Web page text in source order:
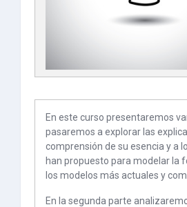
En este curso presentaremos
pasaremos a explorar las
comprensión de su esencia y a
han propuesto para modelar la
los modelos más actuales y
En la segunda parte